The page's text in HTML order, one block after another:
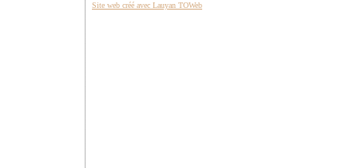
Site web créé avec Lauyan TOWeb